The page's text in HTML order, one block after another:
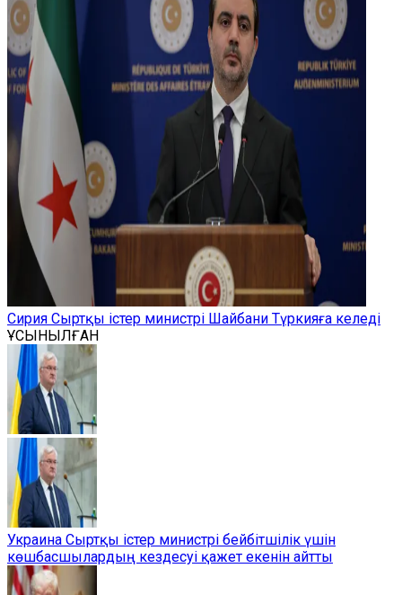
Сирия Сыртқы істер министрі Шайбани Түркияға келеді
ҰСЫНЫЛҒАН
Украина Сыртқы істер министрі бейбітшілік үшін
көшбасшылардың кездесуі қажет екенін айтты